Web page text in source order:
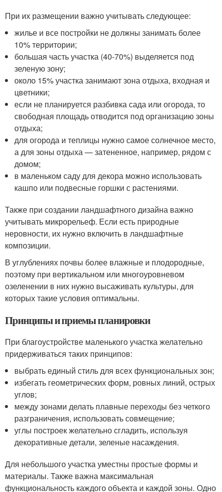
При их размещении важно учитывать следующее:
жилье и все постройки не должны занимать более
10% территории;
большая часть участка (40-70%) выделяется под
зеленую зону;
около 15% участка занимают зона отдыха, входная и
цветники;
если не планируется разбивка сада или огорода, то
свободная площадь отводится под организацию зоны
отдыха;
для огорода и теплицы нужно самое солнечное место,
а для зоны отдыха — затененное, например, рядом с
домом;
в маленьком саду для декора можно использовать
кашпо или подвесные горшки с растениями.
Также при создании ландшафтного дизайна важно
учитывать микрорельеф. Если есть природные
неровности, их нужно включить в ландшафтные
композиции.
В углублениях почвы более влажные и плодородные,
поэтому при вертикальном или многоуровневом
озеленении в них нужно высаживать культуры, для
которых такие условия оптимальны.
Принципы и приемы планировки
При благоустройстве маленького участка желательно
придерживаться таких принципов:
выбрать единый стиль для всех функциональных зон;
избегать геометрических форм, ровных линий, острых
углов;
между зонами делать плавные переходы без четкого
разграничения, использовать совмещение;
углы построек желательно сгладить, используя
декоративные детали, зеленые насаждения.
Для небольшого участка уместны простые формы и
материалы. Также важна максимальная
функциональность каждого объекта и каждой зоны. Одно